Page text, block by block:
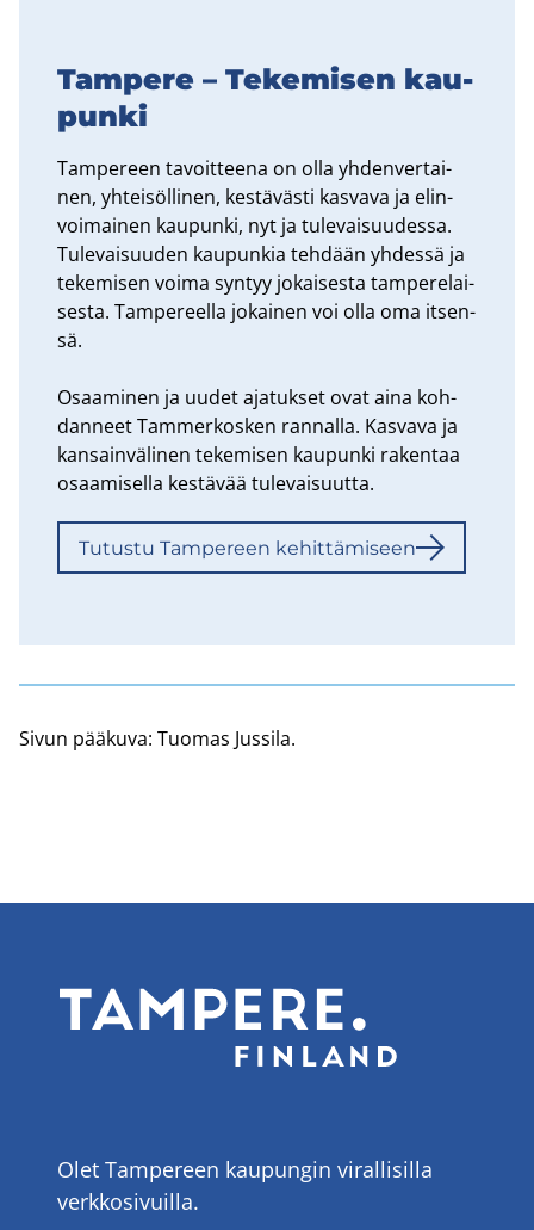
Tam­pe­re – Te­ke­mi­sen kau­
pun­ki
Tam­pe­reen ta­voit­tee­na on olla yh­den­ver­tai­
nen, yh­tei­söl­li­nen, kes­tä­väs­ti kas­va­va ja elin­
voi­mai­nen kau­pun­ki, nyt ja tu­le­vai­suu­des­sa.
Tu­le­vai­suu­den kau­pun­kia teh­dään yh­des­sä ja
te­ke­mi­sen voima syn­tyy jo­kai­ses­ta tam­pe­re­lai­
ses­ta. Tam­pe­reel­la jo­kai­nen voi olla oma it­sen­
sä.
Osaa­mi­nen ja uudet aja­tuk­set ovat aina koh­
dan­neet Tam­mer­kos­ken ran­nal­la. Kas­va­va ja
kan­sain­vä­li­nen te­ke­mi­sen kau­pun­ki ra­ken­taa
osaa­mi­sel­la kes­tä­vää tu­le­vai­suut­ta.
Tu­tus­tu Tam­pe­reen ke­hit­tä­mi­seen
Sivun pää­ku­va: Tuo­mas Jus­si­la.
Olet Tampereen kaupungin virallisilla
verkkosivuilla.